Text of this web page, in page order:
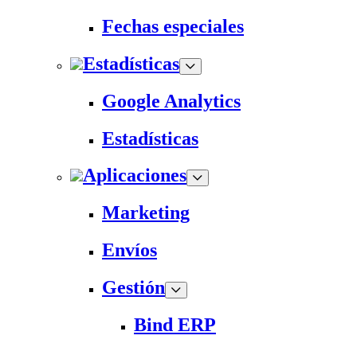
Fechas especiales
Estadísticas
Google Analytics
Estadísticas
Aplicaciones
Marketing
Envíos
Gestión
Bind ERP